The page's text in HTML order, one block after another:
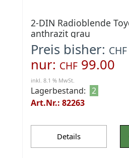
2-DIN Radioblende
anthrazit grau
Preis bisher: CHF
nur: CHF 99.00
inkl. 8.1 % MwSt.
Lagerbestand: 2
Art.Nr.: 82263
Details